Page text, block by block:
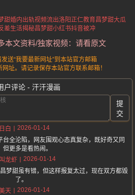
甜婚内出轨视频流出洛阳正仁教育昌梦甜大瓜
差生活揭秘昌梦甜小红书抖音被冲
本文资料/独家视频：请看原文
送“我要最新网址”到本站官方邮箱
址。请记录保存本站官方联系邮箱！
户评论 - 汗汗漫画
提
交
白
2026-01-14
全沦陷，网友围观心态真复杂，既好奇又同
但更多是看热闹。
龙虾
2026-01-14
梦甜虽有错，但这样报复太过，现在双方都毁
了。
天
2026-01-14